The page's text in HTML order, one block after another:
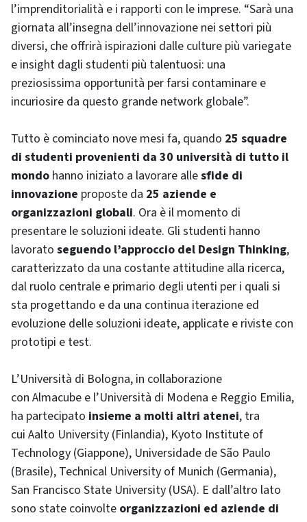
l’imprenditorialità e i rapporti con le imprese. “Sarà una
giornata all’insegna dell’innovazione nei settori più
diversi, che offrirà ispirazioni dalle culture più variegate
e insight dagli studenti più talentuosi: una
preziosissima opportunità per farsi contaminare e
incuriosire da questo grande network globale”.
Tutto è cominciato nove mesi fa, quando 25 squadre
di studenti provenienti da 30 università di tutto il
mondo hanno iniziato a lavorare allesfide di
innovazione proposte da 25 aziende e
organizzazioni globali. Ora è il momento di
presentare le soluzioni ideate. Gli studenti hanno
lavorato seguendo l’approccio del Design Thinking,
caratterizzato da una costante attitudine alla ricerca,
dal ruolo centrale e primario degli utenti per i quali si
sta progettando e da una continua iterazione ed
evoluzione delle soluzioni ideate, applicate e riviste con
prototipi e test.
L’Università di Bologna, in collaborazione
con Almacube e l’Università di Modena e Reggio Emilia,
ha partecipato insieme a molti altri atenei, tra
cui Aalto University (Finlandia), Kyoto Institute of
Technology (Giappone), Universidade de São Paulo
(Brasile), Technical University of Munich (Germania),
San Francisco State University (USA). E dall’altro lato
sono state coinvolte organizzazioni ed aziende di